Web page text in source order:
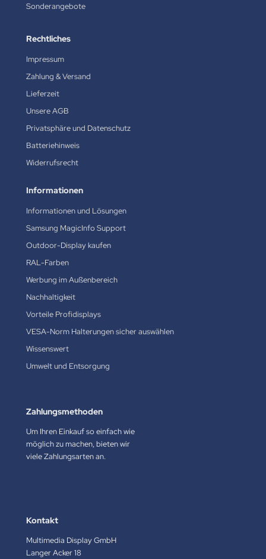
Sonderangebote
Rechtliches
Impressum
Zahlung & Versand
Lieferzeit
Unsere AGB
Privatsphäre und Datenschutz
Batteriehinweis
Widerrufsrecht
Informationen
Informationen und Lösungen
Samsung MagicInfo Support
Outdoor-Display kaufen
RAL-Farben
Werbung im Außenbereich
Nachhaltigkeit
Vorteile Profidisplays
VESA-Norm Halterungen sicher auswählen
Wissenswert
Umwelt und Entsorgung
Zahlungsmethoden
Um Ihren Einkauf so einfach wie
möglich zu machen, bieten wir
viele Zahlungsarten an.
Kontakt
Multimedia Display GmbH
Langer Acker 18